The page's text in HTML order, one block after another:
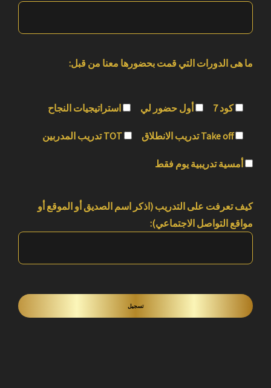
ما هى الدورات التي قمت بحضورها معنا من قبل:
استراتيجيات النجاح أول حضور لي كود 7
تدريب المدربين TOT تدريب الانطلاق Take off
أمسية تدريبية يوم فقط
كيف تعرفت على التدريب (اذكر اسم الصديق أو الموقع أو
مواقع التواصل الاجتماعي):